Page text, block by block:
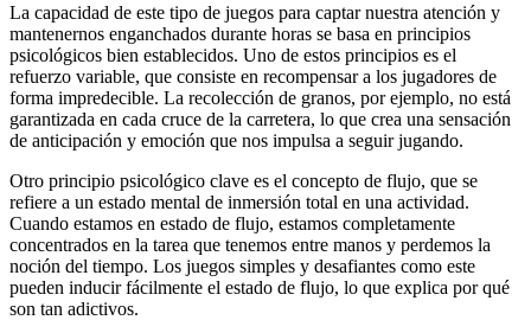
La capacidad de este tipo de juegos para captar nuestra atención y
mantenernos enganchados durante horas se basa en principios
psicológicos bien establecidos. Uno de estos principios es el
refuerzo variable, que consiste en recompensar a los jugadores de
forma impredecible. La recolección de granos, por ejemplo, no está
garantizada en cada cruce de la carretera, lo que crea una sensación
de anticipación y emoción que nos impulsa a seguir jugando.
Otro principio psicológico clave es el concepto de flujo, que se
refiere a un estado mental de inmersión total en una actividad.
Cuando estamos en estado de flujo, estamos completamente
concentrados en la tarea que tenemos entre manos y perdemos la
noción del tiempo. Los juegos simples y desafiantes como este
pueden inducir fácilmente el estado de flujo, lo que explica por qué
son tan adictivos.